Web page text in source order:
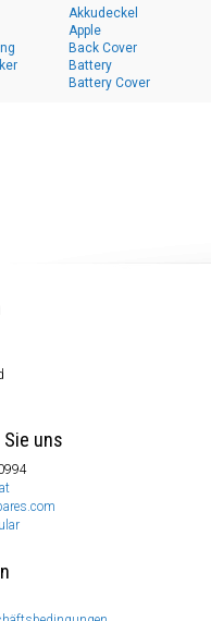
Akkudeckel
Apple
Back Cover
Battery
Battery Cover
uns